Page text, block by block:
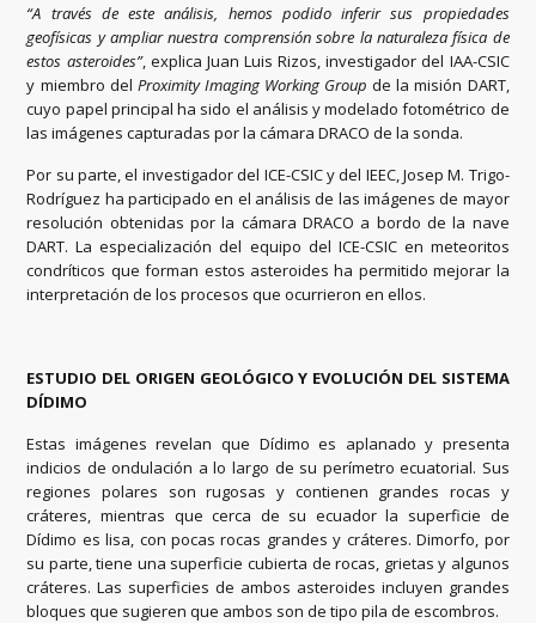
“A través de este análisis, hemos podido inferir sus propiedades
geofísicas y ampliar nuestra comprensión sobre la naturaleza física de
estos asteroides”, explica Juan Luis Rizos, investigador del IAA-CSIC
y miembro del Proximity Imaging Working Groupde la misión DART,
cuyo papel principal ha sido el análisis y modelado fotométrico de
las imágenes capturadas por la cámara DRACO de la sonda.
Por su parte, el investigador del ICE-CSIC y del IEEC, Josep M. Trigo-
Rodríguez ha participado en el análisis de las imágenes de mayor
resolución obtenidas por la cámara DRACO a bordo de la nave
DART. La especialización del equipo del ICE-CSIC en meteoritos
condríticos que forman estos asteroides ha permitido mejorar la
interpretación de los procesos que ocurrieron en ellos.
ESTUDIO DEL ORIGEN GEOLÓGICO Y EVOLUCIÓN DEL SISTEMA
DÍDIMO
Estas imágenes revelan que Dídimo es aplanado y presenta
indicios de ondulación a lo largo de su perímetro ecuatorial. Sus
regiones polares son rugosas y contienen grandes rocas y
cráteres, mientras que cerca de su ecuador la superficie de
Dídimo es lisa, con pocas rocas grandes y cráteres. Dimorfo, por
su parte, tiene una superficie cubierta de rocas, grietas y algunos
cráteres. Las superficies de ambos asteroides incluyen grandes
bloques que sugieren que ambos son de tipo pila de escombros.